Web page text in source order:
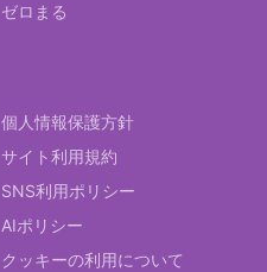
ゼロまる
個人情報保護方針
サイト利用規約
SNS利用ポリシー
AIポリシー
クッキーの利用について